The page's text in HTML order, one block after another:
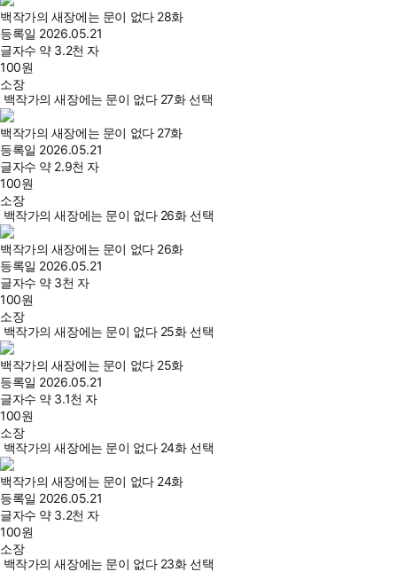
백작가의 새장에는 문이 없다 28화
등록일 2026.05.21
글자수 약 3.2천 자
100원
소장
백작가의 새장에는 문이 없다 27화 선택
백작가의 새장에는 문이 없다 27화
등록일 2026.05.21
글자수 약 2.9천 자
100원
소장
백작가의 새장에는 문이 없다 26화 선택
백작가의 새장에는 문이 없다 26화
등록일 2026.05.21
글자수 약 3천 자
100원
소장
백작가의 새장에는 문이 없다 25화 선택
백작가의 새장에는 문이 없다 25화
등록일 2026.05.21
글자수 약 3.1천 자
100원
소장
백작가의 새장에는 문이 없다 24화 선택
백작가의 새장에는 문이 없다 24화
등록일 2026.05.21
글자수 약 3.2천 자
100원
소장
백작가의 새장에는 문이 없다 23화 선택